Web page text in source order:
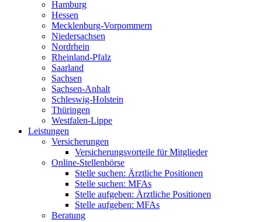
Hamburg
Hessen
Mecklenburg-Vorpommern
Niedersachsen
Nordrhein
Rheinland-Pfalz
Saarland
Sachsen
Sachsen-Anhalt
Schleswig-Holstein
Thüringen
Westfalen-Lippe
Leistungen
Versicherungen
Versicherungsvorteile für Mitglieder
Online-Stellenbörse
Stelle suchen: Ärztliche Positionen
Stelle suchen: MFAs
Stelle aufgeben: Ärztliche Positionen
Stelle aufgeben: MFAs
Beratung